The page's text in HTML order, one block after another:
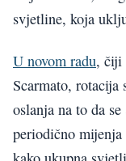
svjetline, koja
U novom radu, čiji
Scarmato, rotacija
oslanja na to da
periodično